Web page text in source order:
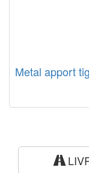
Metal apport